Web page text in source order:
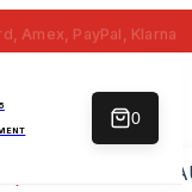
Amex, PayPal, Klarna
0